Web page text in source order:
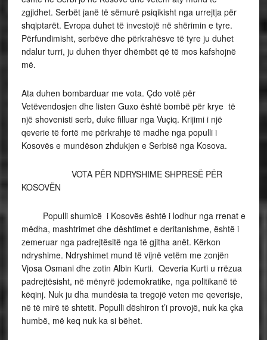
zgjidhet. Serbët janë të sëmurë psiqikisht nga urrejtja për
shqiptarët. Evropa duhet të investojë në shërimin e tyre.
Përfundimisht, serbëve dhe përkrahësve të tyre ju duhet
ndalur turri, ju duhen thyer dhëmbët që të mos kafshojnë
më.
Ata duhen bombarduar me vota. Çdo votë për
Vetëvendosjen dhe listen Guxo është bombë për krye të
një shovenisti serb, duke filluar nga Vuçiq. Krijimi i një
qeverie të fortë me përkrahje të madhe nga populli i
Kosovës e mundëson zhdukjen e Serbisë nga Kosova.
VOTA PËR NDRYSHIME SHPRESË PËR
KOSOVËN
Populli shumicë i Kosovës është i lodhur nga rrenat e
mëdha, mashtrimet dhe dështimet e deritanishme, është i
zemeruar nga padrejtësitë nga të gjitha anët. Kërkon
ndryshime. Ndryshimet mund të vijnë vetëm me zonjën
Vjosa Osmani dhe zotin Albin Kurti. Qeveria Kurti u rrëzua
padrejtësisht, në mënyrë jodemokratike, nga politikanë të
këqinj. Nuk ju dha mundësia ta tregojë veten me qeverisje,
në të mirë të shtetit. Populli dëshiron t’i provojë, nuk ka çka
humbë, më keq nuk ka si bëhet.